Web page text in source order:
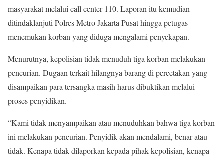
masyarakat melalui call center 110. Laporan itu kemudian
ditindaklanjuti Polres Metro Jakarta Pusat hingga petugas
menemukan korban yang diduga mengalami penyekapan.
Menurutnya, kepolisian tidak menuduh tiga korban melakukan
pencurian. Dugaan terkait hilangnya barang di percetakan yang
disampaikan para tersangka masih harus dibuktikan melalui
proses penyidikan.
“Kami tidak menyampaikan atau menuduhkan bahwa tiga korban
ini melakukan pencurian. Penyidik akan mendalami, benar atau
tidak. Kenapa tidak dilaporkan kepada pihak kepolisian, kenapa